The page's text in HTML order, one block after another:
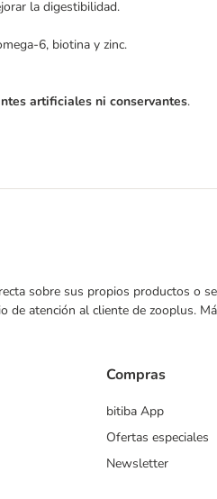
la digestibilidad.
6, biotina y zinc.
artificiales ni conservantes.
sobre sus propios productos o
de atención al cliente de zooplus.
Compras
bitiba App
Ofertas especiales
Newsletter